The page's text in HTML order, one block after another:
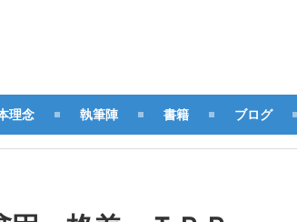
理念 執筆陣 書籍 ブログ